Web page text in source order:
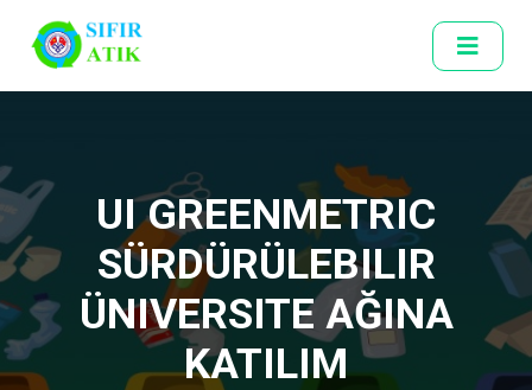
UI GREENMETRIC
SÜRDÜRÜLEBILIR
ÜNIVERSITE AĞINA
KATILIM